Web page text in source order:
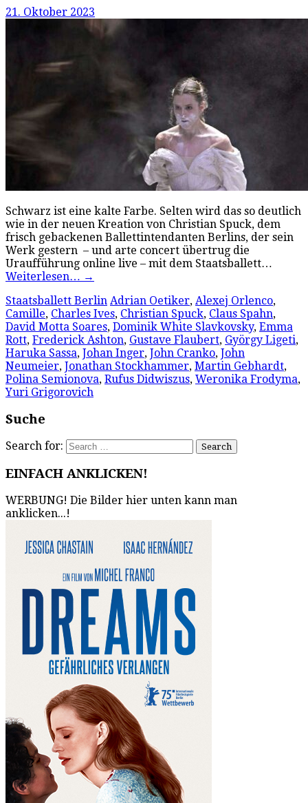
21. Oktober 2023
Schwarz ist eine kalte Farbe. Selten wird das so deutlich
wie in der neuen Kreation von Christian Spuck, dem
frisch gebackenen Ballettintendanten Berlins, der sein
Werk gestern – und arte concert übertrug die
Uraufführung online live – mit dem Staatsballett…
Weiterlesen… →
Staatsballett Berlin Adrian Oetiker, Alexej Orlenco,
Camille, Charles Ives, Christian Spuck, Claus Spahn,
David Motta Soares, Dominik White Slavkovsky, Emma
Rott, Frederick Ashton, Gustave Flaubert, György Ligeti,
Haruka Sassa, Johan Inger, John Cranko, John
Neumeier, Jonathan Stockhammer, Martin Gebhardt,
Polina Semionova, Rufus Didwiszus, Weronika Frodyma,
Yuri Grigorovich
Suche
Search for:
EINFACH ANKLICKEN!
WERBUNG! Die Bilder hier unten kann man
anklicken...!